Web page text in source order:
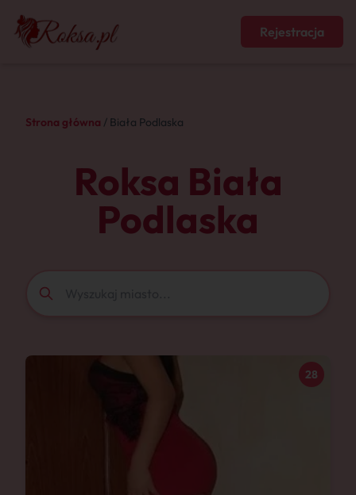
Rejestracja
Strona główna / Biała Podlaska
Roksa Biała
Podlaska
28